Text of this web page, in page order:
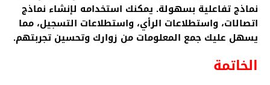
نماذج تفاعلية بسهولة. يمكنك استخدامه لإنشاء نماذج
اتصالات، واستطلاعات الرأي، واستطلاعات التسجيل، مما
يسهل عليك جمع المعلومات من زوارك وتحسين تجربتهم.
الخاتمة